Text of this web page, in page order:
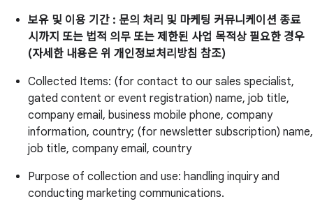
보유 및 이용 기간 : 문의 처리 및 마케팅 커뮤니케이션 종료
시까지 또는 법적 의무 또는 제한된 사업 목적상 필요한 경우
(자세한 내용은 위 개인정보처리방침 참조)
Collected Items: (for contact to our sales specialist,
gated content or event registration) name, job title,
company email, business mobile phone, company
information, country; (for newsletter subscription) name,
job title, company email, country
Purpose of collection and use: handling inquiry and
conducting marketing communications.